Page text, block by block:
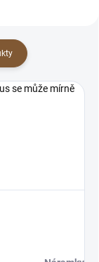
se může mírně
×